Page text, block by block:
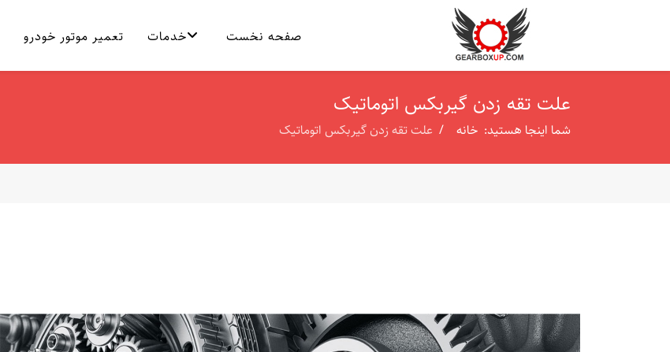
صفحه نخست خدمات تعمیر موتور خودرو
علت تقه زدن گیربکس اتوماتیک
شما اینجا هستید: خانه علت تقه زدن گیربکس اتوماتیک